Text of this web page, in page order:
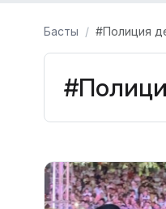
Басты #Полиция